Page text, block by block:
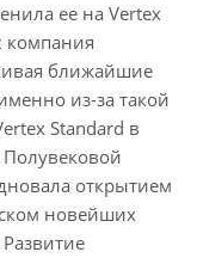
ее на Vertex
компания
ближайшие
из-за такой
Standard в
Полувековой
открытием
новейших